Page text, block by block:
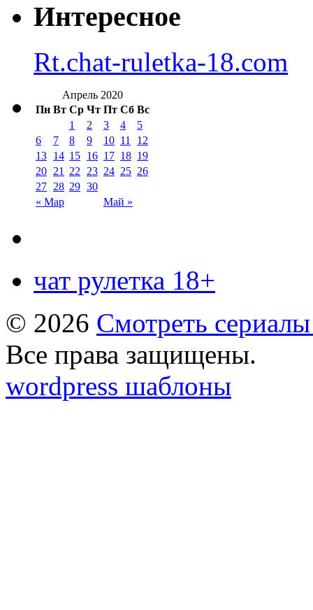
Интересное
Rt.chat-ruletka-18.com
Апрель 2020
Пн Вт Ср Чт Пт Сб Вс
« Мар Май »
1 2 3 4
5
6
7 8 9 10 11
12
13 14 15 16 17 18 19
20 21 22 23 24 25 26
27 28 29 30
чат рулетка 18+
© 2026 Смотреть
Все права защищены.
wordpress шаблоны